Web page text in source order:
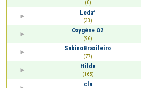
(0)
Ledaf
(33)
Oxygène O2
(96)
SabinoBrasileiro
(77)
Hilde
(165)
cla